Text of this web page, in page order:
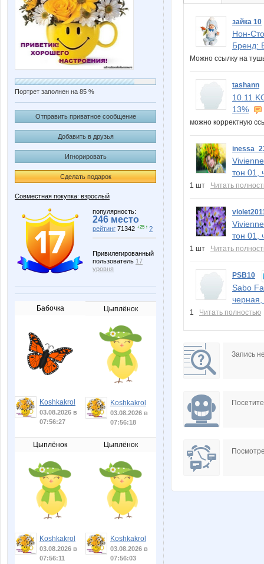
Портрет заполнен на 85 %
Отправить приватное сообщение
Добавить в друзья
Игнорировать
Сделать подарок
Совместная покупка: взрослый
популярность:
246 место
рейтинг 71342 +25 ↑ ?
Привилегированный
пользователь 17
уровня
Бабочка
Koshkakrol
03.08.2026 в
07:56:27
Цыплёнок
Koshkakrol
03.08.2026 в
07:56:18
Цыплёнок
Koshkakrol
03.08.2026 в
07:56:11
Цыплёнок
Koshkakrol
03.08.2026 в
07:56:03
зайка 10
Нон-
Бренд:
Можно ссылку на
tashann
13%
можно корректную
тон 01,
1 шт Читать
тон 01,
1 шт Читать
PSB10
Sabo
1 Читать полностью
Запись